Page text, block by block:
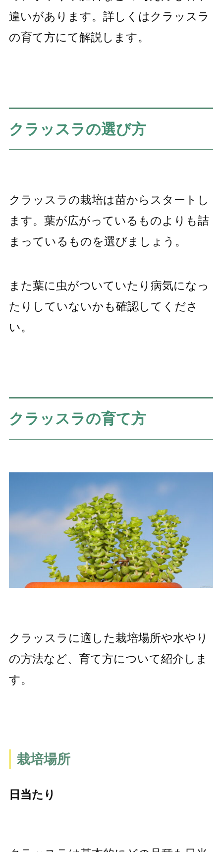
違いがあります。詳しくはクラッスラ
の育て方にて解説します。
クラッスラの選び方
クラッスラの栽培は苗からスタートし
ます。葉が広がっているものよりも詰
まっているものを選びましょう。
また葉に虫がついていたり病気になっ
たりしていないかも確認してくださ
い。
クラッスラの育て方
クラッスラに適した栽培場所や水やり
の方法など、育て方について紹介しま
す。
栽培場所
日当たり